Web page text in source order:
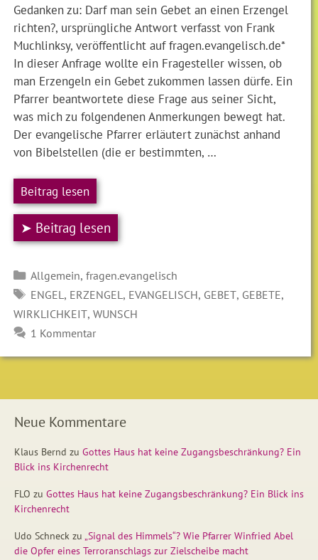
Gedanken zu: Darf man sein Gebet an einen Erzengel
richten?, ursprüngliche Antwort verfasst von Frank
Muchlinksy, veröffentlicht auf fragen.evangelisch.de*
In dieser Anfrage wollte ein Fragesteller wissen, ob
man Erzengeln ein Gebet zukommen lassen dürfe. Ein
Pfarrer beantwortete diese Frage aus seiner Sicht,
was mich zu folgendenen Anmerkungen bewegt hat.
Der evangelische Pfarrer erläutert zunächst anhand
von Bibelstellen (die er bestimmten, …
Beitrag lesen
➤ Beitrag lesen
Kategorien
Allgemein, fragen.evangelisch
SCHLAGWÖRTER
ENGEL, ERZENGEL, EVANGELISCH, GEBET, GEBETE,
WIRKLICHKEIT,WUNSCH
1 Kommentar
Neue Kommentare
Klaus Bernd zu Gottes Haus hat keine Zugangsbeschränkung? Ein
Blick ins Kirchenrecht
FLO zu Gottes Haus hat keine Zugangsbeschränkung? Ein Blick ins
Kirchenrecht
Udo Schneck zu „Signal des Himmels“? Wie Pfarrer Winfried Abel
die Opfer eines Terroranschlags zur Zielscheibe macht